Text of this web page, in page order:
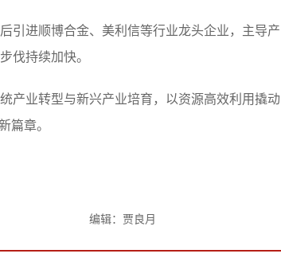
进顺博合金、美利信等行业龙头企业，主导产
伐持续加快。
业转型与新兴产业培育，以资源高效利用撬动
篇章。
编辑：贾良月